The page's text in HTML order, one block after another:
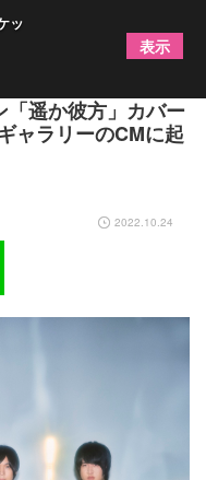
キュメンタリーの
遥か彼方」カバー
ャラリーのCMに起
2022.10.24
ッ
表示